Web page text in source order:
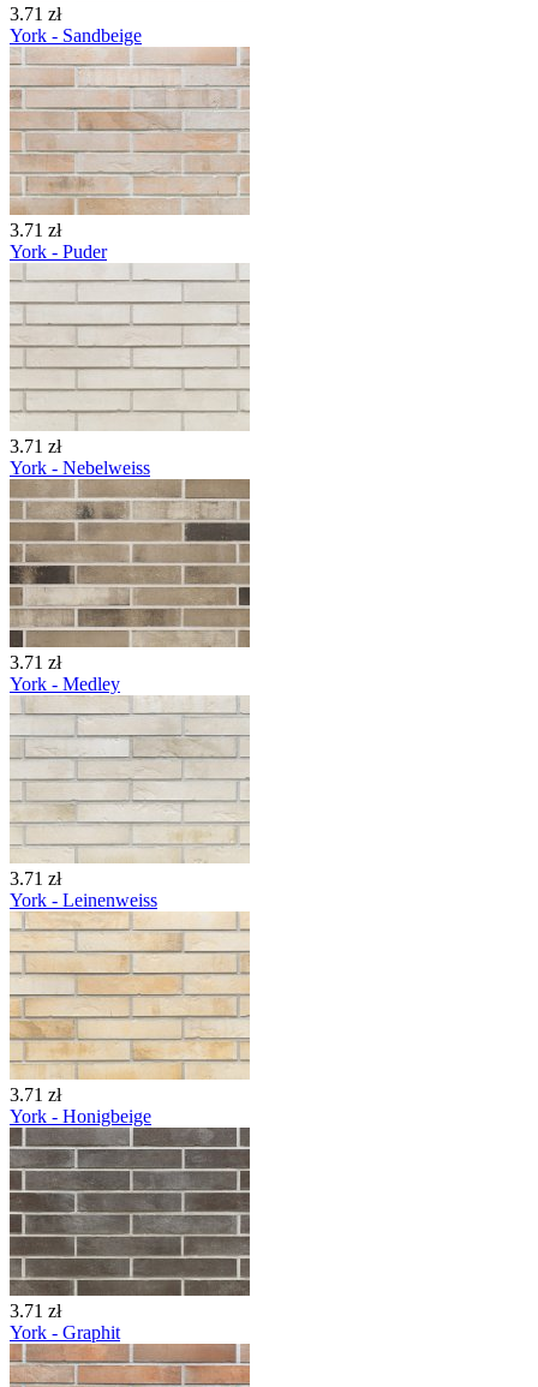
3.71 zł
York - Sandbeige
3.71 zł
York - Puder
3.71 zł
York - Nebelweiss
3.71 zł
York - Medley
3.71 zł
York - Leinenweiss
3.71 zł
York - Honigbeige
3.71 zł
York - Graphit